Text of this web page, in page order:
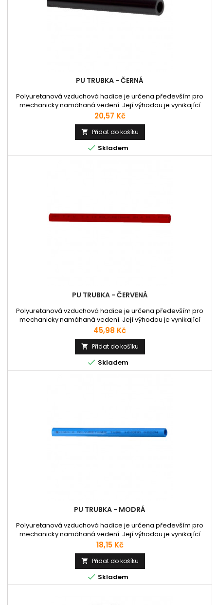
PU TRUBKA - ČERNÁ
Polyuretanová vzduchová hadice je určena především pro
mechanicky namáhaná vedení. Její výhodou je vynikající
flexibilita a odolnost vůči kyslíku i ozónu O3. Také je velmi
odolná proti stárnutí i vibracím. Použití v průmyslu,
automatizační a měřící technice a pro vedení stlačeného
vzduchu a vzduchové rozvody v pneumatice.
Cena
20,57 Kč
 Přidat do košíku
 Skladem
PU TRUBKA - ČERVENÁ
Polyuretanová vzduchová hadice je určena především pro
mechanicky namáhaná vedení. Její výhodou je vynikající
flexibilita a odolnost vůči kyslíku i ozónu O3. Také je velmi
odolná proti stárnutí i vibracím. Použití v průmyslu,
automatizační a měřící technice a pro vedení stlačeného
vzduchu a vzduchové rozvody v pneumatice.
Cena
45,98 Kč
 Přidat do košíku
 Skladem
PU TRUBKA - MODRÁ
Polyuretanová vzduchová hadice je určena především pro
mechanicky namáhaná vedení. Její výhodou je vynikající
flexibilita a odolnost vůči kyslíku i ozónu O3. Také je velmi
odolná proti stárnutí i vibracím. Použití v průmyslu,
automatizační a měřící technice a pro vedení stlačeného
vzduchu a vzduchové rozvody v pneumatice.
Cena
18,15 Kč
 Přidat do košíku
 Skladem